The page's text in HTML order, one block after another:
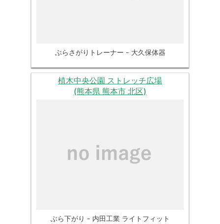
ぶらさがりトレーナー - 大久保体器
植木中央公園 ストレッチ広場
(熊本県 熊本市 北区)
ぶら下がり - 内田工業 ライトフィット